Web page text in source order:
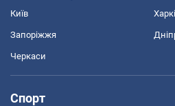
Київ
Запоріжжя
Черкаси
Спорт